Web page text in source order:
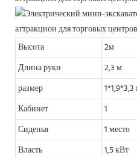
Высота
2м
Длина руки
2,3 м
размер
Кабинет
1
Сиденья
1 место
Власть
1,5 кВт